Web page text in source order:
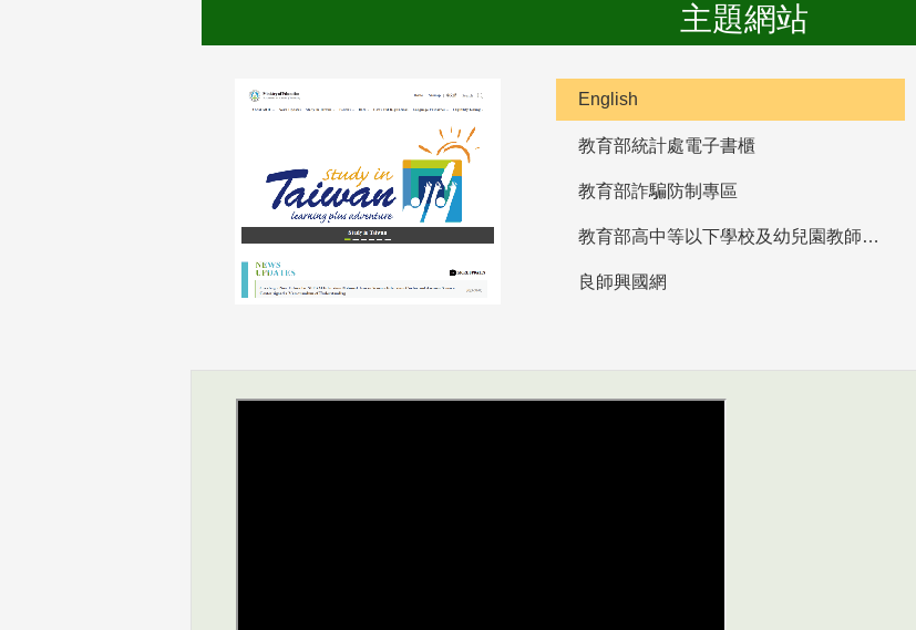
主題網站
English
教育部統計處電子書櫃
教育部詐騙防制專區
教育部高中等以下學校及幼兒園教師資格檢定考試
良師興國網